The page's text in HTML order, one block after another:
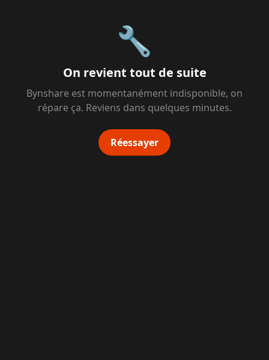
🔧
On revient tout de suite
Bynshare est momentanément indisponible, on
répare ça. Reviens dans quelques minutes.
Réessayer